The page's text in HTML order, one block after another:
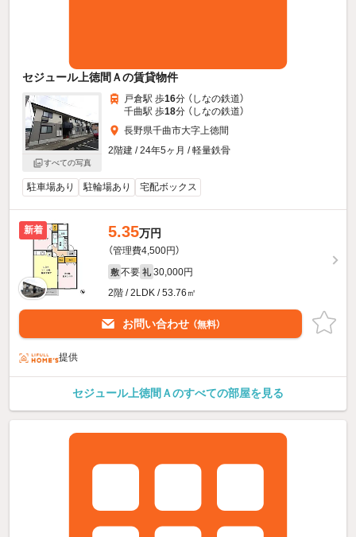
セジュール上徳間Ａの賃貸物件
すべての写真
戸倉駅 歩16分 （しなの鉄道）
千曲駅 歩18分 （しなの鉄道）
長野県千曲市大字上徳間
2階建 / 24年5ヶ月 / 軽量鉄骨
駐車場あり 駐輪場あり 宅配ボックス
新着 5.35万円
（管理費4,500円）
敷 不要 礼 30,000円
2階 / 2LDK / 53.76㎡
お問い合わせ （無料）
提供
セジュール上徳間Ａのすべての部屋を見る